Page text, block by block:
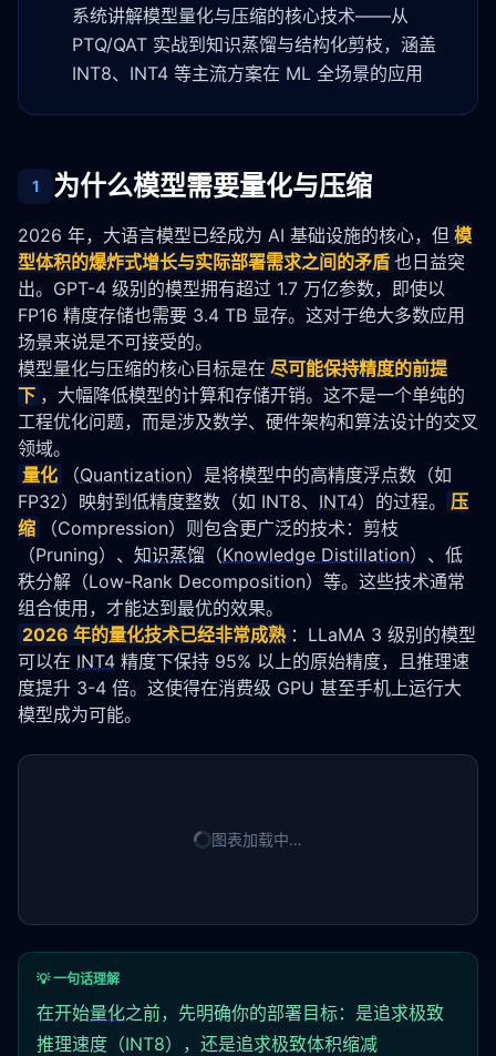
系统讲解模型量化与压缩的核心技术——从
PTQ/QAT 实战到知识蒸馏与结构化剪枝，涵盖
INT8、INT4 等主流方案在 ML 全场景的应用
1 为什么模型需要量化与压缩
2026 年，大语言模型已经成为 AI 基础设施的核心，但 模
型体积的爆炸式增长与实际部署需求之间的矛盾 也日益突
出。GPT-4 级别的模型拥有超过 1.7 万亿参数，即使以
FP16 精度存储也需要 3.4 TB 显存。这对于绝大多数应用
场景来说是不可接受的。
模型量化与压缩的核心目标是在 尽可能保持精度的前提
下 ，大幅降低模型的计算和存储开销。这不是一个单纯的
工程优化问题，而是涉及数学、硬件架构和算法设计的交叉
领域。
量化
（Quantization）是将模型中的高精度浮点数（如
FP32）映射到低精度整数（如 INT8、 INT4）的过程。
压
缩
（Compression）则包含更广泛的技术：剪枝
（Pruning）、 知识蒸馏 （Knowledge Distillation）、低
秩分解（Low-Rank Decomposition）等。这些技术通常
组合使用，才能达到最优的效果。
2026 年的量化技术已经非常成熟 ：LLaMA 3 级别的模型
可以在 INT4 精度下保持 95% 以上的原始精度，且推理速
度提升 3-4 倍。这使得在消费级 GPU 甚至手机上运行大
模型成为可能。
图表加载中…
💡 一句话理解
在开始量化之前，先明确你的部署目标：是追求极致
推理速度（INT8），还是追求极致体积缩减